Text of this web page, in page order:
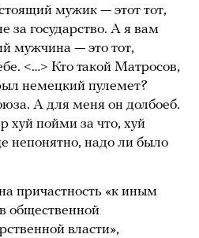
мужик — этот тот,
за государство. А я вам
мужчина — это тот,
<…> Кто такой Матросов,
немецкий пулемет?
А для меня он долбоеб.
хуй пойми за что, хуй
непонятно, надо ли было
причастность «к иным
общественной
власти»,